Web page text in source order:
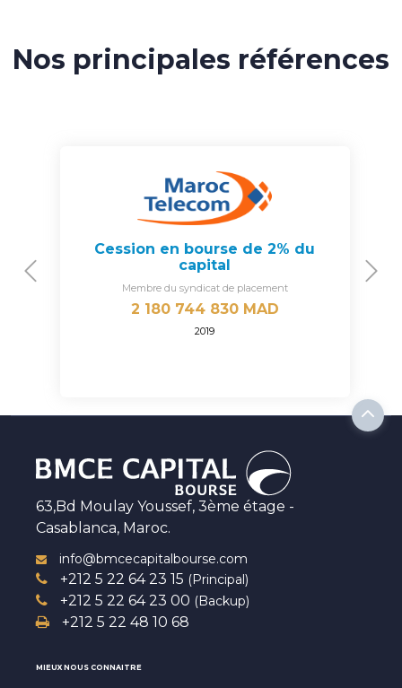
Nos principales références
Cession en bourse de 2% du
capital
Membre du syndicat de placement
2 180 744 830 MAD
2019
Previous
63,Bd Moulay Youssef, 3ème étage -
Casablanca, Maroc.
info@bmcecapitalbourse.com
+212 5 22 64 23 15 (Principal)
+212 5 22 64 23 00 (Backup)
+212 5 22 48 10 68
MIEUX NOUS CONNAITRE